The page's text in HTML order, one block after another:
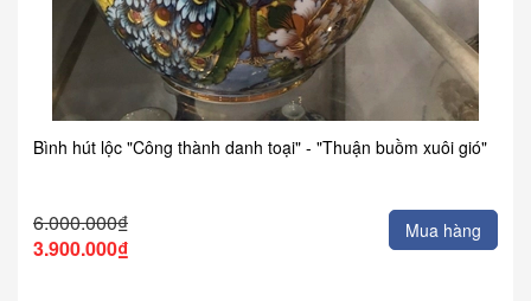
Bình hút lộc "Công thành danh toại" - "Thuận buồm xuôi gió"
6.000.000₫
3.900.000₫
Mua hàng